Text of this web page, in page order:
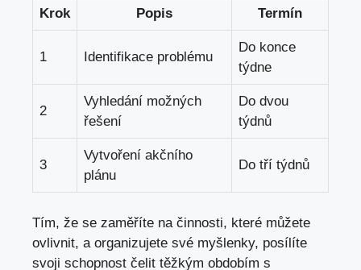
Krok Popis Termín
1 Identifikace problému
Do konce
týdne
2
Vyhledání možných
řešení
Do dvou
týdnů
3
Vytvoření akčního
plánu
Do tří týdnů
Tím, že se zaměříte na činnosti, které můžete
ovlivnit, a organizujete své myšlenky, posílíte
svoji schopnost čelit těžkým obdobím s